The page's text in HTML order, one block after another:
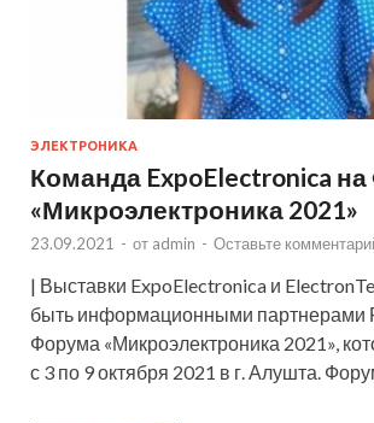
ЭЛЕКТРОНИКА
Команда ExpoElectronica
«Микроэлектроника 2021»
23.09.2021 - от admin - Оставьте
| Выставки ExpoElectronica и
быть информационными партнерами
Форума «Микроэлектроника 2021»,
с 3 по 9 октября 2021 в г. Алушта.